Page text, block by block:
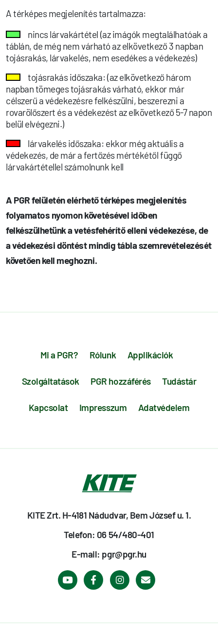
A térképes megjelenítés tartalmazza:
nincs lárvakártétel (az imágók megtalálhatóak a
táblán, de még nem várható az elkövetkező 3 napban
tojásrakás, lárvakelés, nem esedékes a védekezés)
tojásrakás időszaka: (az elkövetkező három
napban tömeges tojásrakás várható, ekkor már
célszerű a védekezésre felkészülni, beszerezni a
rovarölőszert és a védekezést az elkövetkező 5-7 napon
belül elvégezni.)
lárvakelés időszaka: ekkor még aktuális a
védekezés, de már a fertőzés mértékétől függő
lárvakártétellel számolnunk kell
A PGR felületén elérhető térképes megjelenítés
folyamatos nyomon követésével időben
felkészülhetünk a vetésfehérítő elleni védekezése, de
a védekezési döntést mindig tábla szemrevételezését
követően kell meghozni.
Mi a PGR? Rólunk Applikációk
Szolgáltatások PGR hozzáférés Tudástár
Kapcsolat Impresszum Adatvédelem
KITE Zrt. H-4181 Nádudvar, Bem József u. 1.
Telefon: 06 54/480-401
E-mail: pgr@pgr.hu